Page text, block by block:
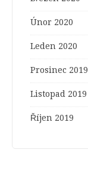
Únor 2020
Leden 2020
Prosinec 2019
Listopad 2019
Říjen 2019